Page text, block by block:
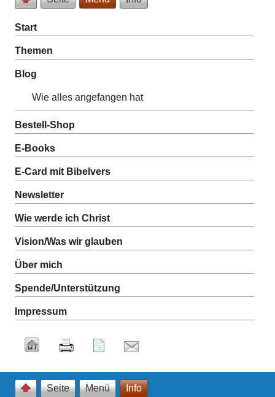
Start
Themen
Blog
Wie alles angefangen hat
Bestell-Shop
E-Books
E-Card mit Bibelvers
Newsletter
Wie werde ich Christ
Vision/Was wir glauben
Über mich
Spende/Unterstützung
Impressum
Seite Menü Info